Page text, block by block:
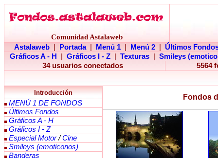
Comunidad Astalaweb
Astalaweb
Portada Menú 1 Menú 2
Últimos
Gráficos A - H
Gráficos I - Z Texturas
Smileys
34 usuarios conectados
5564
Introducción
MENÚ 1 DE FONDOS
Últimos Fondos
Gráficos A - H
Gráficos I - Z
Especial Motor/Cine
Smileys (emoticonos)
Banderas
Fondos